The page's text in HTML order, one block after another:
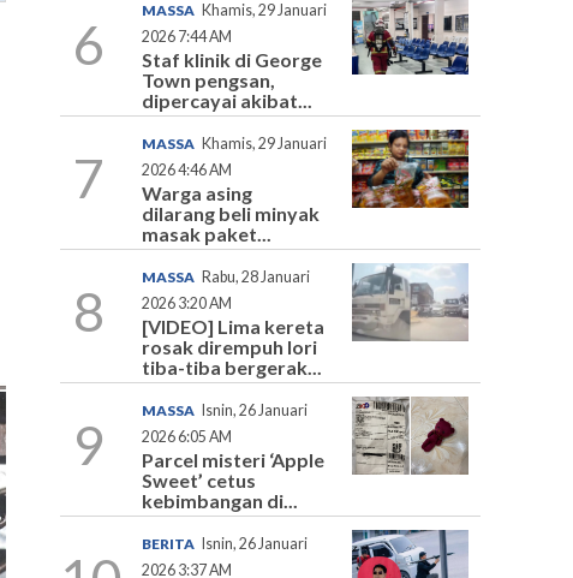
6
MASSA Khamis, 29 Januari
2026 7:44 AM
Staf klinik di George
Town pengsan,
dipercayai akibat...
7
MASSA Khamis, 29 Januari
2026 4:46 AM
Warga asing
dilarang beli minyak
masak paket...
8
MASSA Rabu, 28 Januari
2026 3:20 AM
[VIDEO] Lima kereta
rosak dirempuh lori
tiba-tiba bergerak...
9
MASSA
Isnin, 26 Januari
2026 6:05 AM
Parcel misteri ‘Apple
Sweet’ cetus
kebimbangan di...
BERITA
Isnin, 26 Januari
2026 3:37 AM